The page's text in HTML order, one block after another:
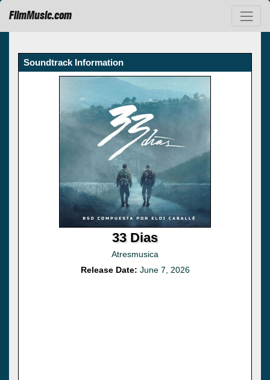
FilmMusic.com
Soundtrack Information
33 Dias
Atresmusica
Release Date: June 7, 2026